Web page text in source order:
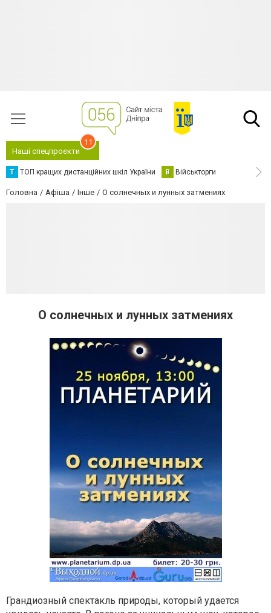
Наші спецпроєкти
11
Т ТОП кращих дистанційних шкіл України В Військторги
Головна Афіша Інше О солнечных и лунных затмениях
О солнечных и лунных затмениях
Грандиозный спектакль природы, который удается